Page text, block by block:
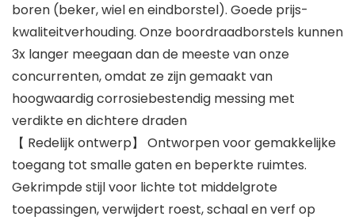
boren (beker, wiel en eindborstel). Goede prijs-
kwaliteitverhouding. Onze boordraadborstels kunnen
3x langer meegaan dan de meeste van onze
concurrenten, omdat ze zijn gemaakt van
hoogwaardig corrosiebestendig messing met
verdikte en dichtere draden
【 Redelijk ontwerp】 Ontworpen voor gemakkelijke
toegang tot smalle gaten en beperkte ruimtes.
Gekrimpde stijl voor lichte tot middelgrote
toepassingen, verwijdert roest, schaal en verf op